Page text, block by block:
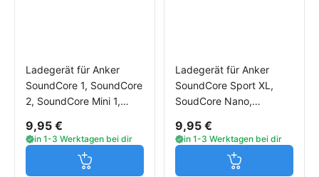
Ladegerät für Anker
SoundCore 1, SoundCore
2, SoundCore Mini 1,
SoundCore Sport
9,95 €
in 1-3 Werktagen bei dir
Jetzt in den Warenkorb
Ladegerät für Anker
SoundCore Sport XL,
SoudCore Nano,
SoundCore Pro+
9,95 €
in 1-3 Werktagen bei dir
Jetzt in den